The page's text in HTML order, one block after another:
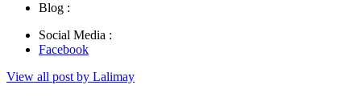
Blog :
Social Media :
Facebook
View all post by Lalimay